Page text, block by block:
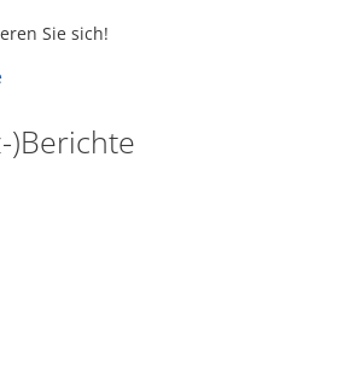
Sie sich!
)Berichte